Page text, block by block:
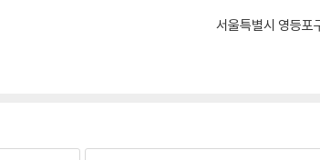
서울특별시 영등포